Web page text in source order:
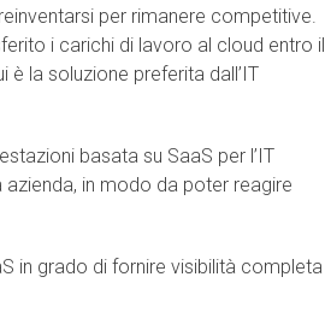
per rimanere competitive.
i carichi di lavoro al cloud entro il
la soluzione preferita dall’IT
basata su SaaS per l’IT
in modo da poter reagire
in grado di fornire visibilità completa